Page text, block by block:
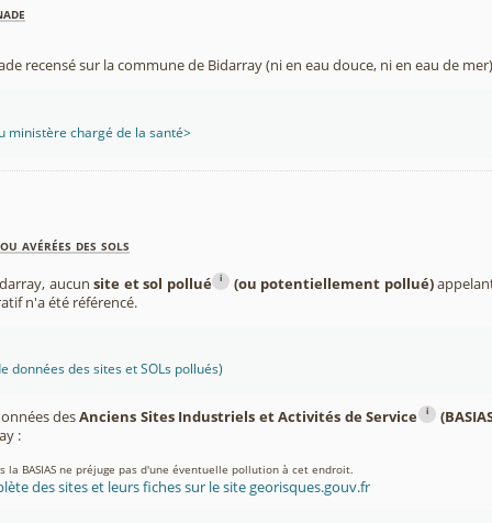
recensé sur la commune de Bidarray (ni en eau douce, ni en eau de
ministère chargé de la santé>
avérées des sols
aucunsite et sol pollué i (ou potentiellement pollué)
n'a été référencé.
données des sites et SOLs pollués)
desAnciens Sites Industriels et Activités de Service i
:
BASIAS ne préjuge pas d'une éventuelle pollution à cet endroit.
des sites et leurs fiches sur le site georisques.gouv.fr